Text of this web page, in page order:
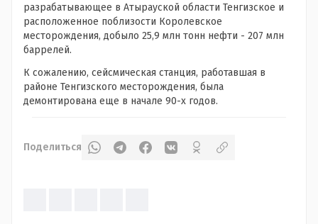
разрабатывающее в Атырауской области Тенгизское и
расположенное поблизости Королевское
месторождения, добыло 25,9 млн тонн нефти - 207 млн
баррелей.
К сожалению, сейсмическая станция, работавшая в
районе Тенгизского месторождения, была
демонтирована еще в начале 90-х годов.
Поделиться